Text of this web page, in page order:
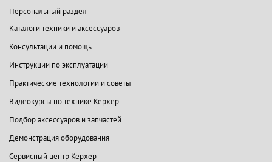
Персональный раздел
Каталоги техники и аксессуаров
Консультации и помощь
Инструкции по эксплуатации
Практические технологии и советы
Видеокурсы по технике Керхер
Подбор аксессуаров и запчастей
Демонстрация оборудования
Сервисный центр Керхер